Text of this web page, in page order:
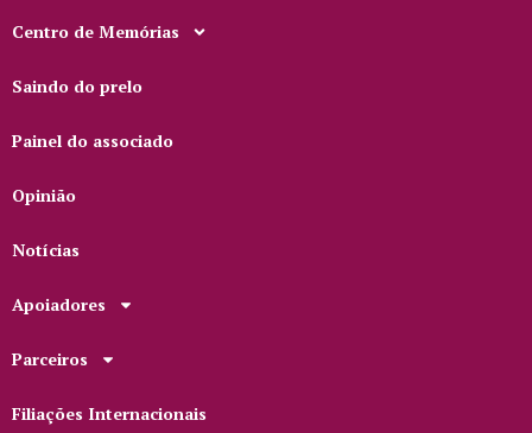
Centro de Memórias
Saindo do prelo
Painel do associado
Opinião
Notícias
Apoiadores
Parceiros
Filiações Internacionais